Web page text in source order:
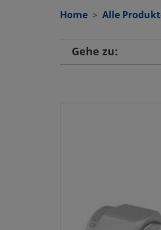
Home Alle
Gehe zu: